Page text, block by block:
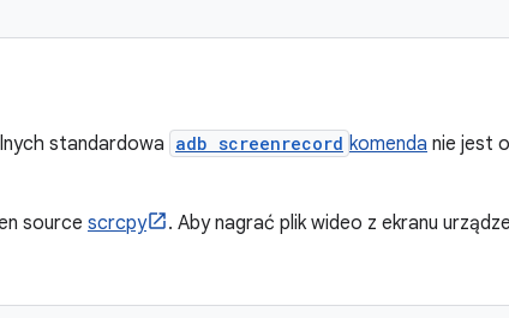
standardowa adb screenrecord komenda nie jest
source scrcpy
. Aby nagrać plik wideo z ekranu